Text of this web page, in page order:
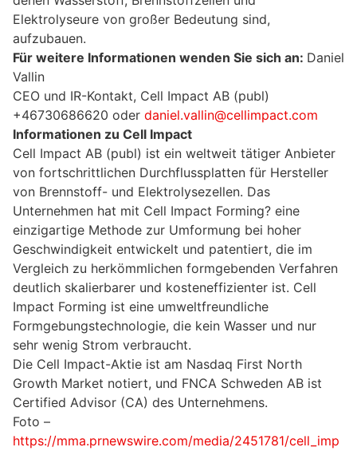
Elektrolyseure von großer Bedeutung sind,
aufzubauen.
Für weitere Informationen wenden Sie sich an: Daniel
Vallin
CEO und IR-Kontakt, Cell Impact AB (publ)
+46730686620 oder daniel.vallin@cellimpact.com
Informationen zu Cell Impact
Cell Impact AB (publ) ist ein weltweit tätiger Anbieter
von fortschrittlichen Durchflussplatten für Hersteller
von Brennstoff- und Elektrolysezellen. Das
Unternehmen hat mit Cell Impact Forming? eine
einzigartige Methode zur Umformung bei hoher
Geschwindigkeit entwickelt und patentiert, die im
Vergleich zu herkömmlichen formgebenden Verfahren
deutlich skalierbarer und kosteneffizienter ist. Cell
Impact Forming ist eine umweltfreundliche
Formgebungstechnologie, die kein Wasser und nur
sehr wenig Strom verbraucht.
Die Cell Impact-Aktie ist am Nasdaq First North
Growth Market notiert, und FNCA Schweden AB ist
Certified Advisor (CA) des Unternehmens.
Foto –
https://mma.prnewswire.com/media/2451781/cell_imp